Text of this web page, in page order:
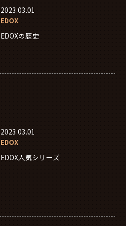
2023.03.01
EDOX
EDOXの歴史
2023.03.01
EDOX
EDOX人気シリーズ